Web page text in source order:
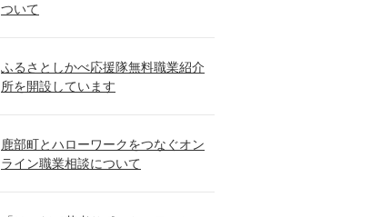
ついて
ふるさとしかべ応援隊無料職業紹介
所を開設しています
鹿部町とハローワークをつなぐオン
ライン職業相談について